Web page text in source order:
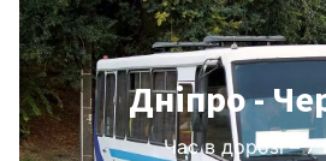
Дніпро -
Час в дорозі – 7